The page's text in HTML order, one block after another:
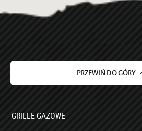
PRZEWIŃ DO GÓRY
GRILLE GAZOWE